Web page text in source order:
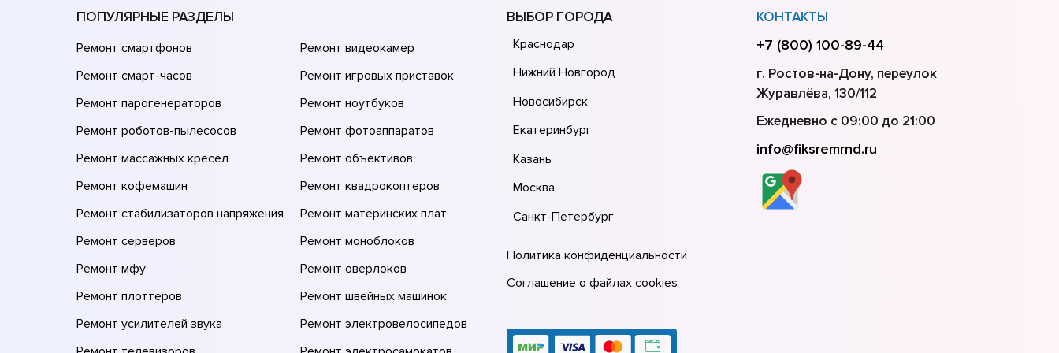
ПОПУЛЯРНЫЕ РАЗДЕЛЫ
Ремонт смартфонов
Ремонт смарт-часов
Ремонт парогенераторов
Ремонт роботов-пылесосов
Ремонт массажных кресел
Ремонт кофемашин
Ремонт стабилизаторов напряжения
Ремонт серверов
Ремонт мфу
Ремонт плоттеров
Ремонт усилителей звука
Ремонт видеокамер
Ремонт игровых приставок
Ремонт ноутбуков
Ремонт фотоаппаратов
Ремонт объективов
Ремонт квадрокоптеров
Ремонт материнских плат
Ремонт моноблоков
Ремонт оверлоков
Ремонт швейных машинок
Ремонт электровелосипедов
ВЫБОР ГОРОДА
Краснодар
Нижний Новгород
Новосибирск
Екатеринбург
Казань
Москва
Санкт-Петербург
Политика конфиденциальности
Соглашение о файлах cookies
КОНТАКТЫ
+7 (800) 100-89-44
г. Ростов-на-Дону, переулок
Журавлёва, 130/112
Ежедневно с 09:00 до 21:00
info@fiksremrnd.ru